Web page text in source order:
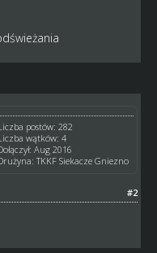
postów: 282
wątków: 4
Aug 2016
TKKF Siekacze Gniezno
#2